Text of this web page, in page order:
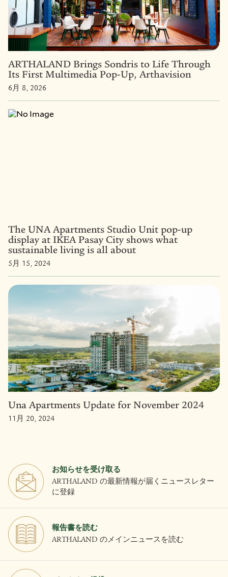
ARTHALAND Brings Sondris to Life Through
Its First Multimedia Pop-Up, Arthavision
6月 8, 2026
The UNA Apartments Studio Unit pop-up
display at IKEA Pasay City shows what
sustainable living is all about
5月 15, 2024
Una Apartments Update for November 2024
11月 20, 2024
お知らせを受け取る
ARTHALAND の最新情報が届くニュースレター
に登録
報告書を読む
ARTHALAND のメインニュースを読む